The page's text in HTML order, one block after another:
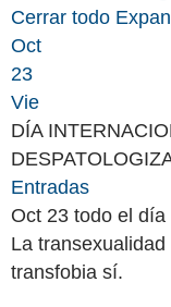
Cerrar todo
Oct
23
Vie
DÍA
Entradas
Oct 23 todo el día
La
transfobia sí.